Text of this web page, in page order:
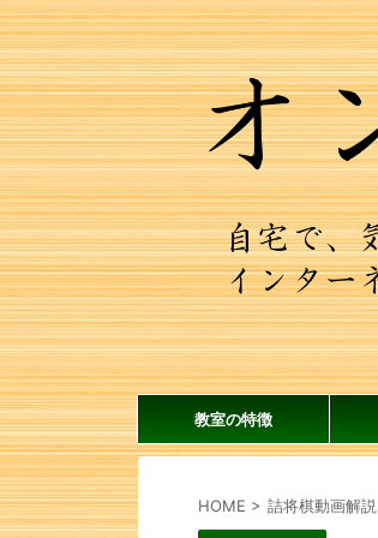
教室の特徴
HOME > 詰将棋動画解説